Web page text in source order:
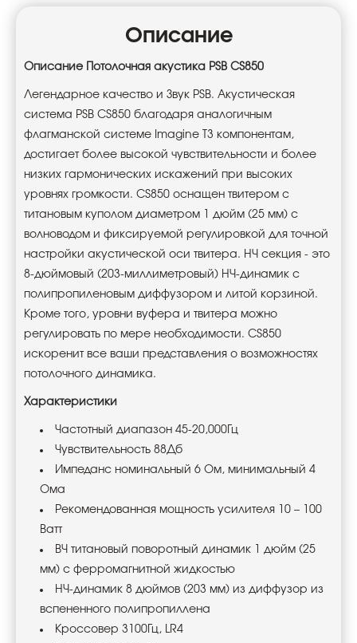
Описание
Описание Потолочная акустика PSB CS850
Легендарное качество и Звук PSB. Акустическая
система PSB CS850 благодаря аналогичным
флагманской системе Imagine T3 компонентам,
достигает более высокой чувствительности и более
низких гармонических искажений при высоких
уровнях громкости. CS850 оснащен твитером с
титановым куполом диаметром 1 дюйм (25 мм) с
волноводом и фиксируемой регулировкой для точной
настройки акустической оси твитера. НЧ секция - это
8-дюймовый (203-миллиметровый) НЧ-динамик с
полипропиленовым диффузором и литой корзиной.
Кроме того, уровни вуфера и твитера можно
регулировать по мере необходимости. CS850
искоренит все ваши представления о возможностях
потолочного динамика.
Характеристики
Частотный диапазон 45-20,000Гц
Чувствительность 88Дб
Импеданс номинальный 6 Ом, минимальный 4
Ома
Рекомендованная мощность усилителя 10 – 100
Ватт
ВЧ титановый поворотный динамик 1 дюйм (25
мм) с ферромагнитной жидкостью
НЧ-динамик 8 дюймов (203 мм) из диффузор из
вспененного полипропиллена
Кроссовер 3100Гц, LR4